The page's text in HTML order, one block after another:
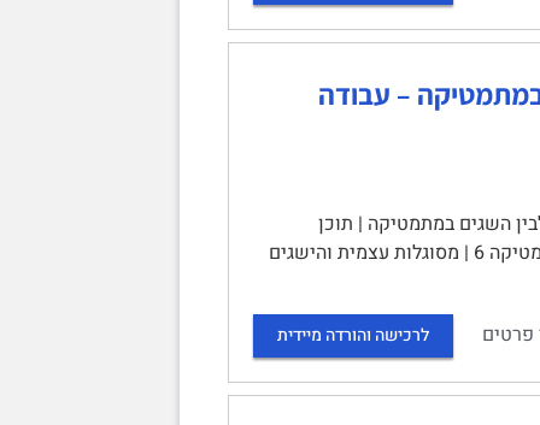
במתמטיקה – עבודה
השגים במתמטיקה | תוכן
העניינים | תקציר 1 | מבוא 2 | סקירת ספרות 4 | מסוגלות עצמית 4 | השגים במתמטיקה 6 | מסוגלות עצמית והישגים
פרטים לרכישה והורדה מיידית